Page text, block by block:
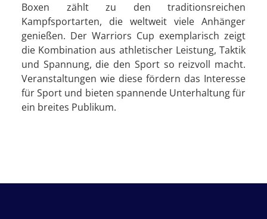
Boxen zählt zu den traditionsreichen
Kampfsportarten, die weltweit viele Anhänger
genießen. Der Warriors Cup exemplarisch zeigt
die Kombination aus athletischer Leistung, Taktik
und Spannung, die den Sport so reizvoll macht.
Veranstaltungen wie diese fördern das Interesse
für Sport und bieten spannende Unterhaltung für
ein breites Publikum.